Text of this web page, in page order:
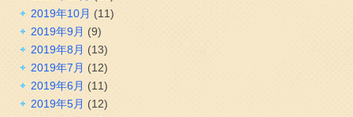
2019年10月 (11)
2019年9月 (9)
2019年8月 (13)
2019年7月 (12)
2019年6月 (11)
2019年5月 (12)